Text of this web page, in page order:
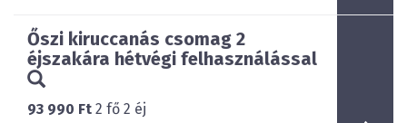
Őszi kiruccanás csomag 2
éjszakára hétvégi felhasználással
93 990 Ft 2 fő 2 éj